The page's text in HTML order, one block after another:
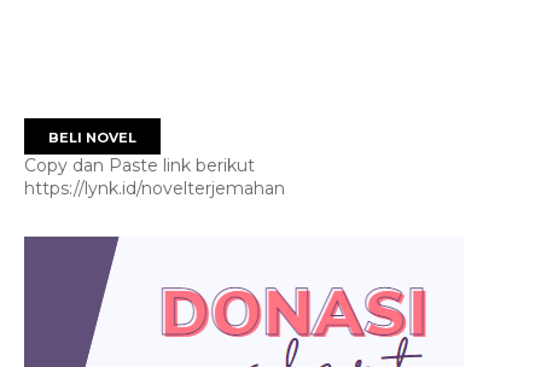
BELI NOVEL
Copy dan Paste link berikut
https://lynk.id/novelterjemahan